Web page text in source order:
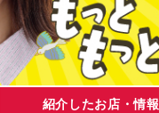
紹介したお店・情報